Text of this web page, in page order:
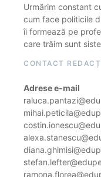
Urmărim constant
cum face politicile
îi formează pe
care trăim sunt
CONTACT
Adrese e-mail